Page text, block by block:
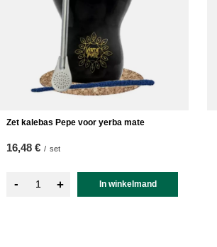
Zet kalebas Pepe voor yerba mate
16,48 € / set
- + In winkelmand